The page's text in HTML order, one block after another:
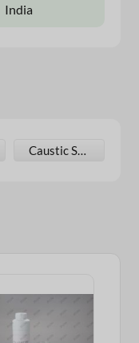
India
Caustic Soda